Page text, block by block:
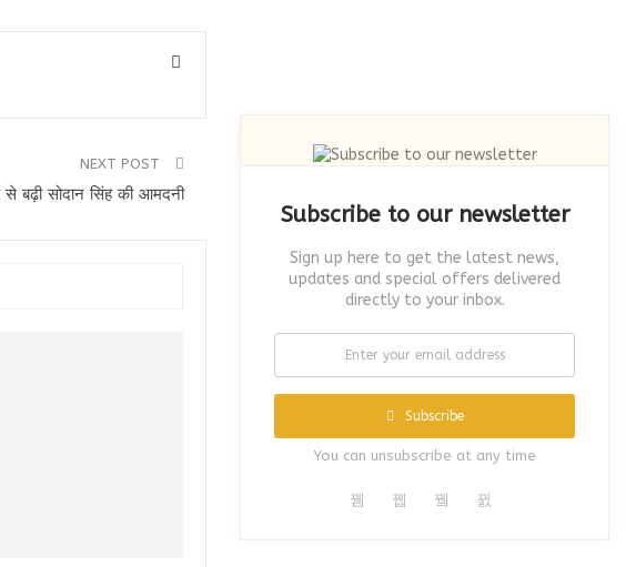
NEXT POST
से बढ़ी सोदान सिंह की आमदनी
Subscribe to our newsletter
Sign up here to get the latest news,
updates and special offers delivered
directly to your inbox.
Subscribe
You can unsubscribe at any time